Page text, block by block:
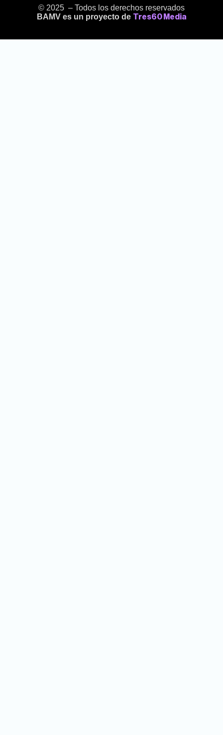
© 2025 – Todos los derechos reservados
BAMV es un proyecto de Tres60 Media